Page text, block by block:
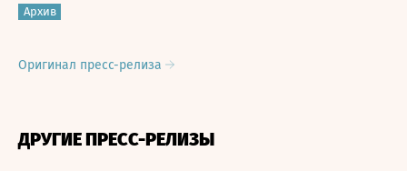
Архив
Оригинал пресс-релиза
ДРУГИЕ ПРЕСС-РЕЛИЗЫ